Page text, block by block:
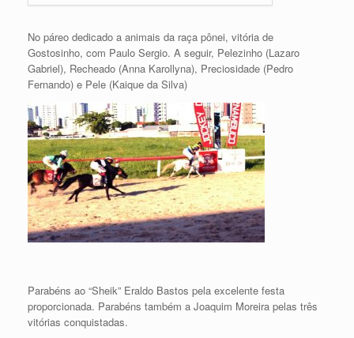
No páreo dedicado a animais da raça pônei, vitória de
Gostosinho, com Paulo Sergio. A seguir, Pelezinho (Lazaro
Gabriel), Recheado (Anna Karollyna), Preciosidade (Pedro
Fernando) e Pele (Kaique da Silva)
Parabéns ao “Sheik” Eraldo Bastos pela excelente festa
proporcionada. Parabéns também a Joaquim Moreira pelas três
vitórias conquistadas.